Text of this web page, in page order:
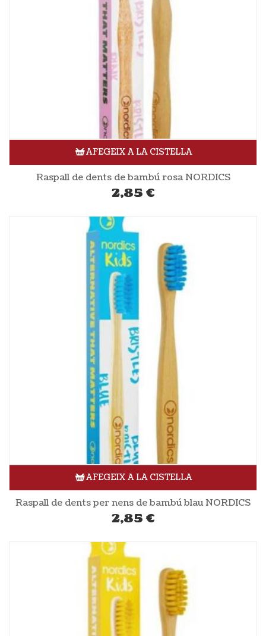
AFEGEIX A LA CISTELLA
Raspall de dents de bambú rosa NORDICS
2,85 €
AFEGEIX A LA CISTELLA
Raspall de dents per nens de bambú blau NORDICS
2,85 €